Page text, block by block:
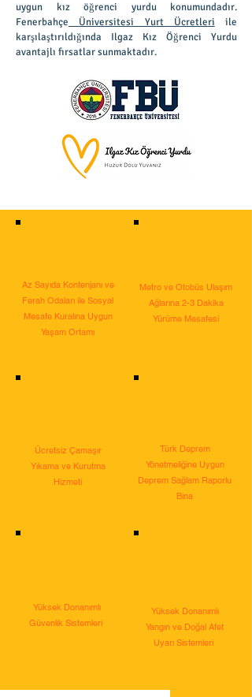
uygun kız öğrenci yurdu konumundadır.
Fenerbahçe Üniversitesi Yurt Ücretleri ile
karşılaştırıldığında Ilgaz Kız Öğrenci Yurdu
avantajlı fırsatlar sunmaktadır.
Az Sayıda Kontenjanı ve
Ferah Odaları ile Sosyal
Mesafe Kuralına Uygun
Yaşam Ortamı
Metro ve Otobüs Ulaşım
Ağlarına 2-3 Dakika
Yürüme Mesafesi
Ücretsiz Çamaşır
Yıkama ve Kurutma
Hizmeti
Türk Deprem
Yönetmeliğine Uygun
Deprem Sağlam Raporlu
Bina
Yüksek Donanımlı
Güvenlik Sistemleri
Yüksek Donanımlı
Yangın ve Doğal Afet
Uyarı Sistemleri